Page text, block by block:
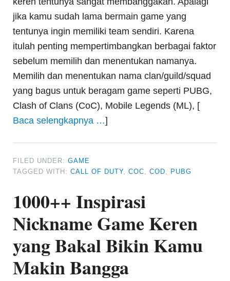
jika kamu sudah lama bermain game yang
tentunya ingin memiliki team sendiri. Karena
itulah penting mempertimbangkan berbagai faktor
sebelum memilih dan menentukan namanya.
Memilih dan menentukan nama clan/guild/squad
yang bagus untuk beragam game seperti PUBG,
Clash of Clans (CoC), Mobile Legends (ML), [
Baca selengkapnya …]
FILED UNDER:GAME
TAGGED WITH:CALL OF DUTY,COC ,COD PUBG
1000++ Inspirasi
Nickname Game Keren
yang Bakal Bikin Kamu
Makin Bangga